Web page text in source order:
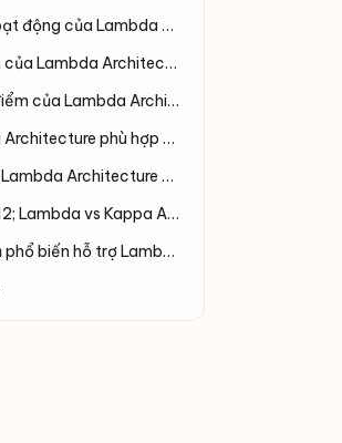
3. Cách hoạt động của Lambda Architecture
4. Ưu điểm của Lambda Architecture
5. Nhược điểm của Lambda Architecture
6. Lambda Architecture phù hợp khi nào?
7. So sánh Lambda Architecture với các kiến trúc khác
&#128312; Lambda vs Kappa Architecture:
8. Công cụ phổ biến hỗ trợ Lambda Architecture